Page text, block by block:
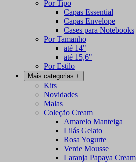
Por Tipo
Capas Essential
Capas Envelope
Cases para Notebooks
Por Tamanho
até 14"
até 15,6"
Por Estilo
Mais categorias +
Kits
Novidades
Malas
Coleção Cream
Amarelo Manteiga
Lilás Gelato
Rosa Yogurte
Verde Mousse
Laranja Papaya Cream